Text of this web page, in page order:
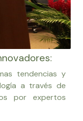
tendencias y
a través de
por expertos